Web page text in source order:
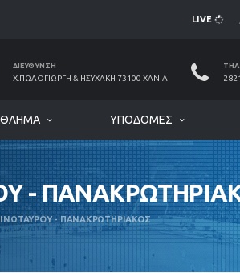
LIVE
ΔΙΕΎΘΥΝΣΗ
Χ.ΠΩΛΟΓΙΏΡΓΗ & ΗΣΥΧΆΚΗ 73100 ΧΑΝΙΆ
ΥΠΟΔΟΜΈΣ
-
- ΠΑΝΑΚΡΩΤΗΡΙΑΚΟΣ